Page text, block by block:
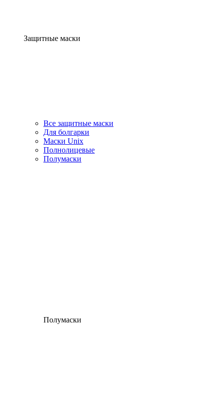
Защитные маски
Все защитные маски
Для болгарки
Маски Unix
Полнолицевые
Полумаски
Полумаски